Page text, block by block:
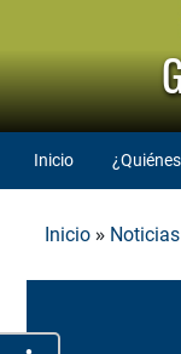
Inicio
Inicio » Noticias